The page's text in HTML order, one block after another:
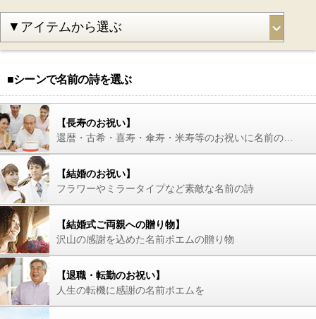
■シーンで名前の詩を選ぶ
【長寿のお祝い】
【結婚のお祝い】
フラワーやミラータイプなど素敵な名前の詩
【結婚式ご両親への贈り物】
沢山の感謝を込めた名前ポエムの贈り物
【退職・転勤のお祝い】
人生の転機に感謝の名前ポエムを